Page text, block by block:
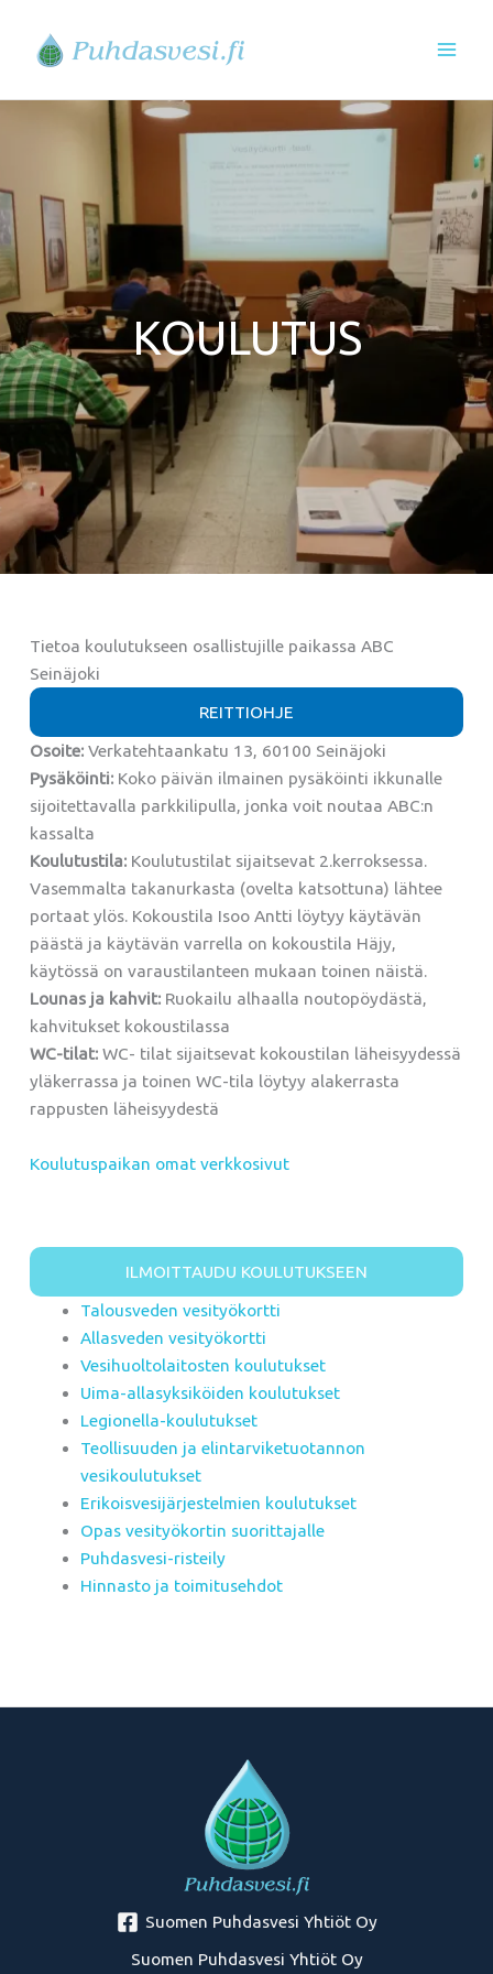
sisältöön
KOULUTUS
ILMOITTAUDU KOULUTUKSEEN
Talousveden vesityökortti
Allasveden vesityökortti
Vesihuoltolaitosten koulutukset
Uima-allasyksiköiden koulutukset
Legionella-koulutukset
Teollisuuden ja elintarviketuotannon
vesikoulutukset
Erikoisvesijärjestelmien koulutukset
Opas vesityökortin suorittajalle
Puhdasvesi-risteily
Hinnasto ja toimitusehdot
Tietoa koulutukseen osallistujille paikassa ABC
Seinäjoki
REITTIOHJE
Osoite:Verkatehtaankatu 13, 60100 Seinäjoki
Pysäköinti:Koko päivän ilmainen pysäköinti ikkunalle
sijoitettavalla parkkilipulla, jonka voit noutaa ABC:n
kassalta
Koulutustila:Koulutustilat sijaitsevat 2.kerroksessa.
Vasemmalta takanurkasta (ovelta katsottuna) lähtee
portaat ylös. Kokoustila Isoo Antti löytyy käytävän
päästä ja käytävän varrella on kokoustila Häjy,
käytössä on varaustilanteen mukaan toinen näistä.
Lounas ja kahvit: Ruokailu alhaalla noutopöydästä,
kahvitukset kokoustilassa
WC-tilat:WC- tilat sijaitsevat kokoustilan läheisyydessä
yläkerrassa ja toinen WC-tila löytyy alakerrasta
rappusten läheisyydestä
Koulutuspaikan omat verkkosivut
Suomen Puhdasvesi Yhtiöt Oy
Suomen Puhdasvesi Yhtiöt Oy